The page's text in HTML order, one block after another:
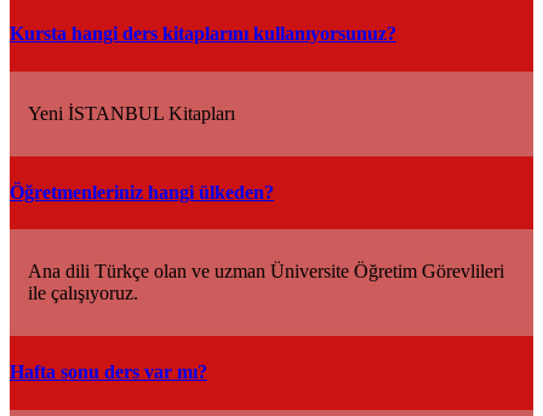
Kursta hangi ders kitaplarını kullanıyorsunuz?
Yeni İSTANBUL Kitapları
Öğretmenleriniz hangi ülkeden?
Ana dili Türkçe olan ve uzman Üniversite Öğretim Görevlileri
ile çalışıyoruz.
Hafta sonu ders var mı?